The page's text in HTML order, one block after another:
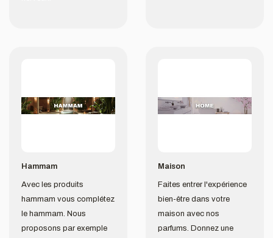
Hammam
Avec les produits
hammam vous complétez
le hammam. Nous
proposons par exemple
Maison
Faites entrer l'expérience
bien-être dans votre
maison avec nos
parfums. Donnez une